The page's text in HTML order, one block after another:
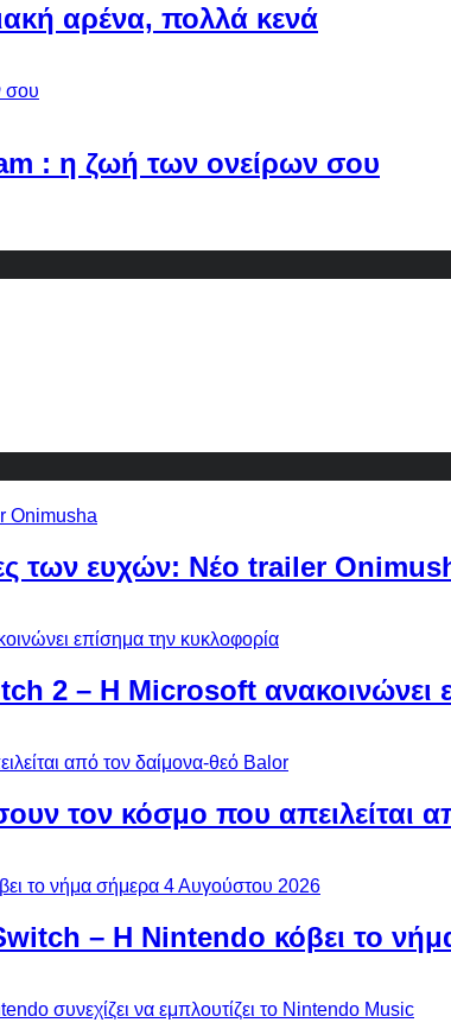
αρένα, πολλά κενά
: η ζωή των ονείρων σου
των ευχών: Νέο trailer
2 – Η Microsoft ανακοινώνει
τον κόσμο που απειλείται
– Η Nintendo κόβει το